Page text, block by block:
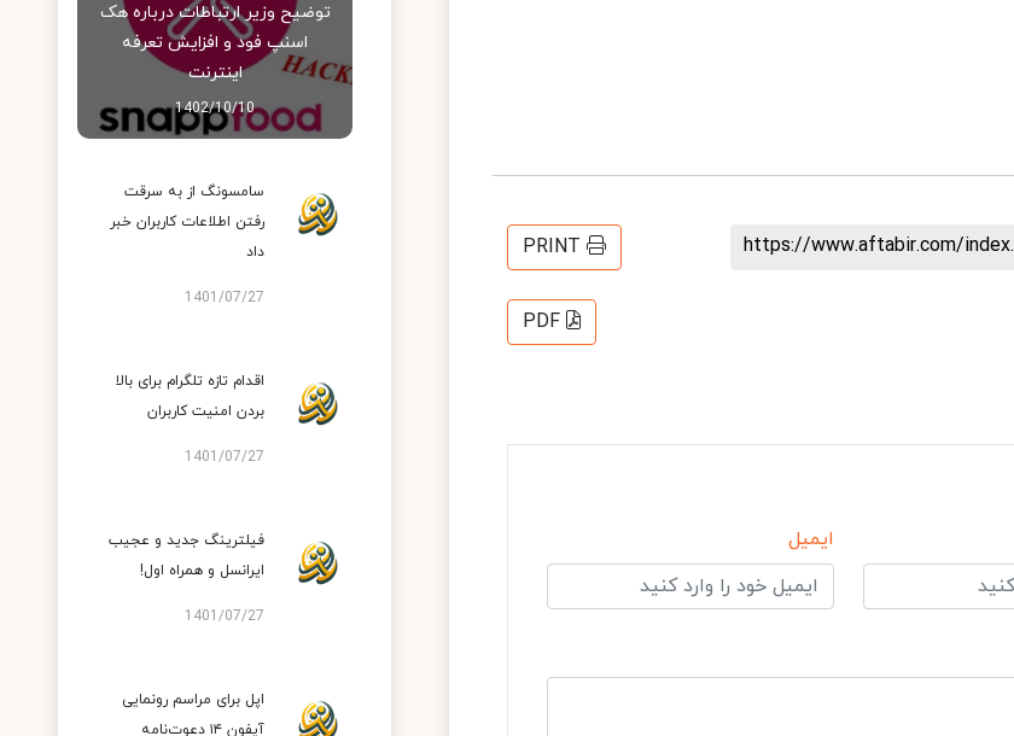
https://www.aftabir.com/
PRINT
PDF
ایمیل
توضیح وزیر ارتباطات درباره هک
اسنپ‌ فود و افزایش تعرفه
اینترنت
1402/10/10
سامسونگ از به سرقت
رفتن اطلاعات کاربران خبر
داد
1401/07/27
اقدام تازه تلگرام برای بالا
بردن امنیت کاربران
1401/07/27
فیلترینگ جدید و عجیب
ایرانسل و همراه اول!
1401/07/27
اپل برای مراسم رونمایی
آیفون ۱۴ دعوت‌نامه